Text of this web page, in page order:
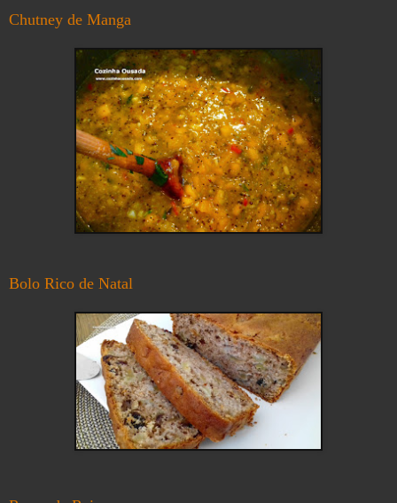
Chutney de Manga
Bolo Rico de Natal